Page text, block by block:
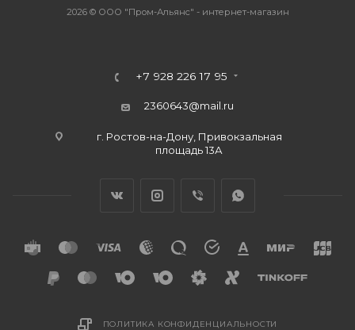
2026 © ООО "Пром-Альянс" - интернет-магазин
+7 928 226 17 95
2360643@mail.ru
г. Ростов-на-Дону, Привокзальная
площадь 13А
ПОЛИТИКА КОНФИДЕНЦИАЛЬНОСТИ